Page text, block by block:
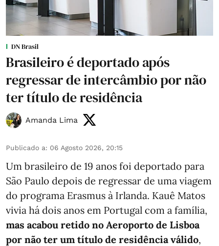
DN Brasil
Brasileiro é deportado após
regressar de intercâmbio por não
ter título de residência
Amanda Lima
Publicado a: 06 Agosto 2026, 20:15
Um brasileiro de 19 anos foi deportado para
São Paulo depois de regressar de uma viagem
do programa Erasmus à Irlanda. Kauê Matos
vivia há dois anos em Portugal com a família,
mas acabou retido no Aeroporto de Lisboa
por não ter um título de residência válido,